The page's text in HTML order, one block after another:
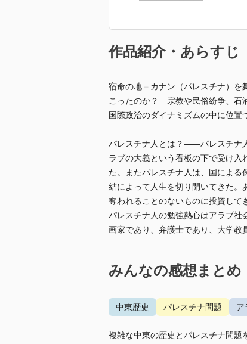
作品紹介・あらすじ
宿命の地＝カナン（パレスチナ）を
こったのか？ 宗教や民俗紛争、石
国際政治のダイナミズムの中に位置
パレスチナ人とは？――パレスチナ
ラブの大義という看板の下で受け入
た。またパレスチナ人は、国による
結によって人生を切り開いてきた。
奪われることのないものに投資して
パレスチナ人の勉強熱心はアラブ社
画家であり、弁護士であり、大学
みんなの感想まとめ
中東歴史 パレスチナ問題 ア
複雑な中東の歴史とパレスチナ問題